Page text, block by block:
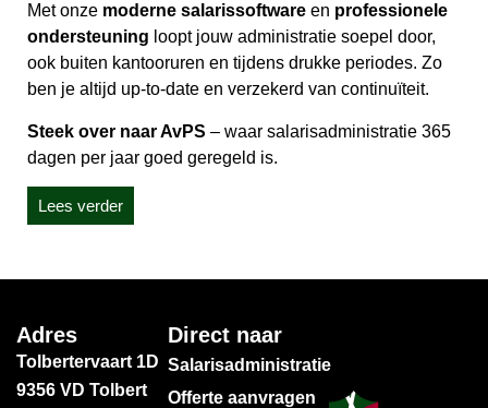
Met onze moderne salarissoftware en professionele
ondersteuning loopt jouw administratie soepel door,
ook buiten kantooruren en tijdens drukke periodes. Zo
ben je altijd up-to-date en verzekerd van continuïteit.
Steek over naar AvPS – waar salarisadministratie 365
dagen per jaar goed geregeld is.
Lees verder
Adres
Tolbertervaart 1D
9356 VD Tolbert
Direct naar
Salarisadministratie
Offerte aanvragen